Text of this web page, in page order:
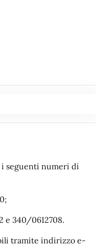
seguenti numeri di
e 340/0612708.
tramite indirizzo e-